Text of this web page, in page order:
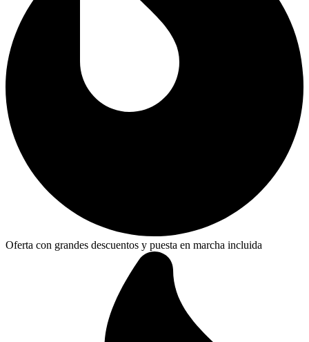
Oferta con grandes descuentos y puesta en marcha incluida